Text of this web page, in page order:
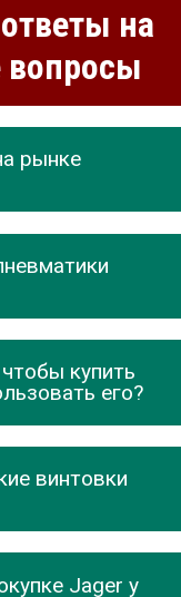
на
вопросы
рынке
купить
его?
винтовки
Jager у